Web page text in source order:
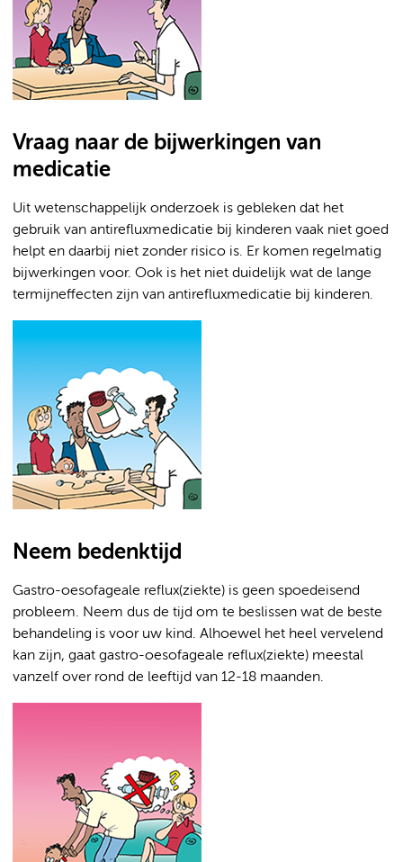
Vraag naar de bijwerkingen van
medicatie
Uit wetenschappelijk onderzoek is gebleken dat het
gebruik van antirefluxmedicatie bij kinderen vaak niet goed
helpt en daarbij niet zonder risico is. Er komen regelmatig
bijwerkingen voor. Ook is het niet duidelijk wat de lange
termijneffecten zijn van antirefluxmedicatie bij kinderen.
Neem bedenktijd
Gastro-oesofageale reflux(ziekte) is geen spoedeisend
probleem. Neem dus de tijd om te beslissen wat de beste
behandeling is voor uw kind. Alhoewel het heel vervelend
kan zijn, gaat gastro-oesofageale reflux(ziekte) meestal
vanzelf over rond de leeftijd van 12-18 maanden.